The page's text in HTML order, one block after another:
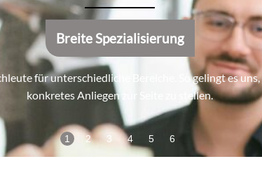
Breite Spezialisierung
für unterschiedliche Bereiche. So gelingt es
konkretes Anliegen zur Seite zu stellen.
1 2 3 4 5 6